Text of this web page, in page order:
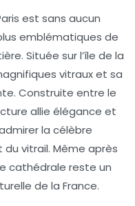
est sans aucun
emblématiques de
Située sur l’île de la
vitrauxet sa
Construite entre le
allie élégance et
la célèbre
vitrail. Même après
cathédrale reste un
de la France.